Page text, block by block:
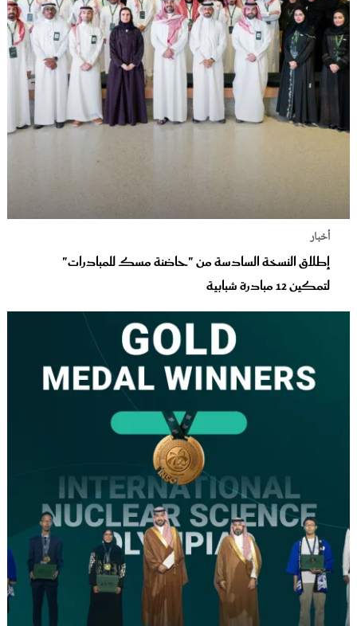
أخبار
إطلاق النسخة السادسة من "حاضنة مسك للمبادرات"
لتمكين 12 مبادرة شبابية